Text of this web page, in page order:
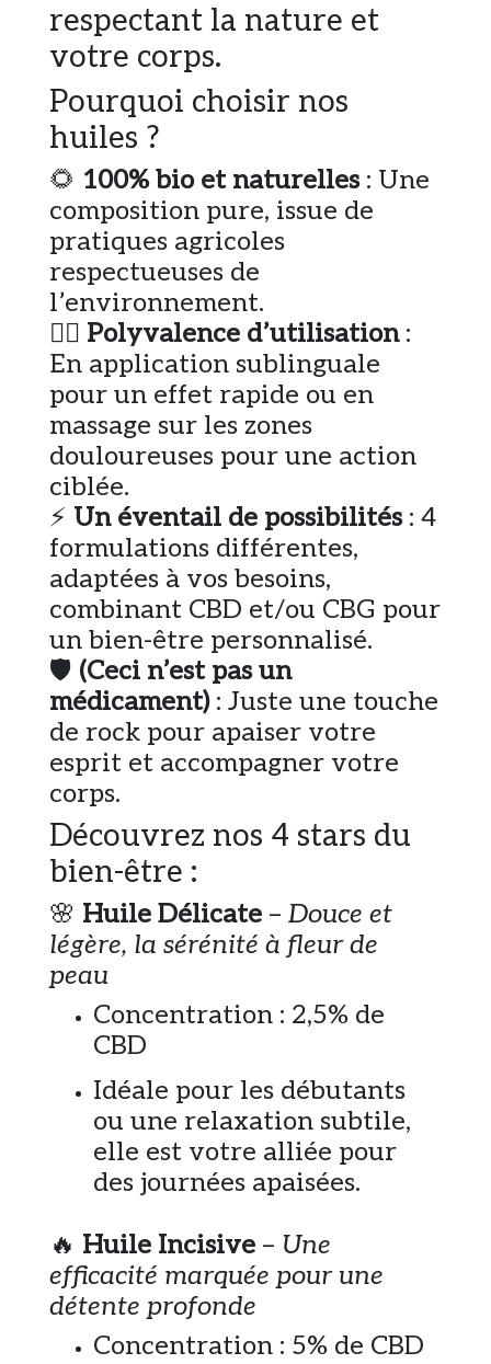
respectant la nature et
votre corps.
Pourquoi choisir nos
huiles ?
🌻 100% bio et naturelles: Une
composition pure, issue de
pratiques agricoles
respectueuses de
l’environnement.
💆‍♀️ Polyvalence d’utilisation:
En application sublinguale
pour un effet rapide ou en
massage sur les zones
douloureuses pour une action
ciblée.
⚡ Un éventail de possibilités: 4
formulations différentes,
adaptées à vos besoins,
combinant CBD et/ou CBG pour
un bien-être personnalisé.
🛡️ (Ceci n’est pas un
médicament): Juste une touche
de rock pour apaiser votre
esprit et accompagner votre
corps.
Découvrez nos 4 stars du
bien-être :
🌸 Huile Délicate – Douce et
légère, la sérénité à fleur de
peau
Concentration : 2,5% de
CBD
Idéale pour les débutants
ou une relaxation subtile,
elle est votre alliée pour
des journées apaisées.
🔥 Huile Incisive – Une
efficacité marquée pour une
détente profonde
Concentration : 5% de CBD